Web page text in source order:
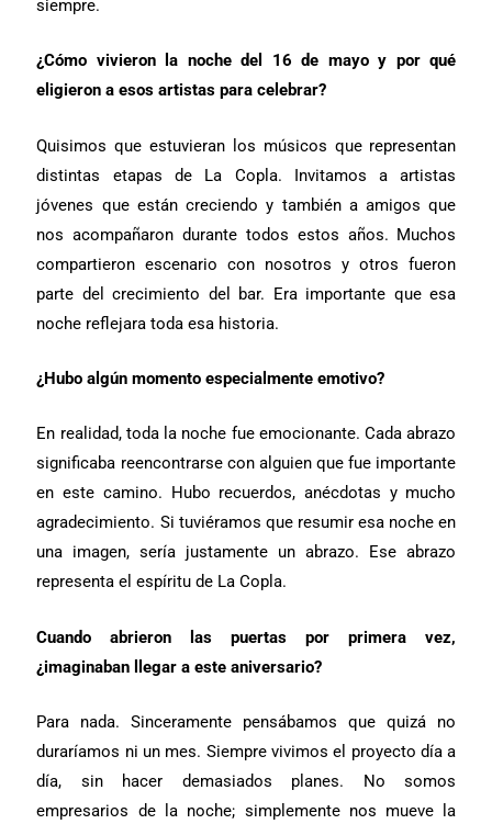
siempre.
¿Cómo vivieron la noche del 16 de mayo y por qué
eligieron a esos artistas para celebrar?
Quisimos que estuvieran los músicos que representan
distintas etapas de La Copla. Invitamos a artistas
jóvenes que están creciendo y también a amigos que
nos acompañaron durante todos estos años. Muchos
compartieron escenario con nosotros y otros fueron
parte del crecimiento del bar. Era importante que esa
noche reflejara toda esa historia.
¿Hubo algún momento especialmente emotivo?
En realidad, toda la noche fue emocionante. Cada abrazo
significaba reencontrarse con alguien que fue importante
en este camino. Hubo recuerdos, anécdotas y mucho
agradecimiento. Si tuviéramos que resumir esa noche en
una imagen, sería justamente un abrazo. Ese abrazo
representa el espíritu de La Copla.
Cuando abrieron las puertas por primera vez,
¿imaginaban llegar a este aniversario?
Para nada. Sinceramente pensábamos que quizá no
duraríamos ni un mes. Siempre vivimos el proyecto día a
día, sin hacer demasiados planes. No somos
empresarios de la noche; simplemente nos mueve la